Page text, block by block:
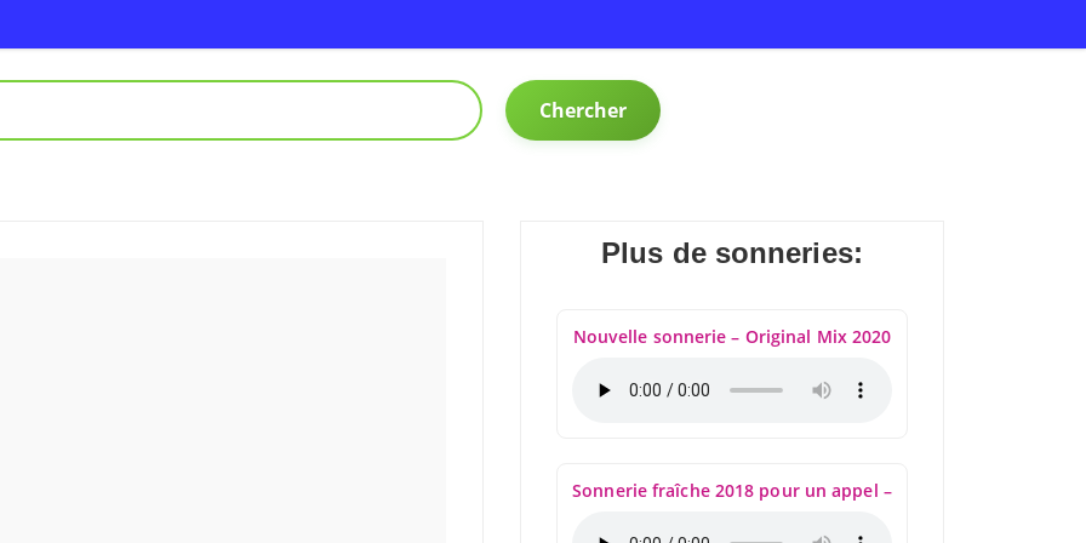
Chercher
Plus de sonneries:
Nouvelle sonnerie – Original Mix 2020
Sonnerie fraîche 2018 pour un appel –